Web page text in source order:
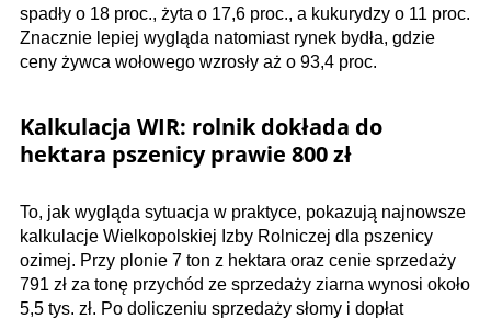
spadły o 18 proc., żyta o 17,6 proc., a kukurydzy o 11 proc.
Znacznie lepiej wygląda natomiast rynek bydła, gdzie
ceny żywca wołowego wzrosły aż o 93,4 proc.
Kalkulacja WIR: rolnik dokłada do
hektara pszenicy prawie 800 zł
To, jak wygląda sytuacja w praktyce, pokazują najnowsze
kalkulacje Wielkopolskiej Izby Rolniczej dla pszenicy
ozimej. Przy plonie 7 ton z hektara oraz cenie sprzedaży
791 zł za tonę przychód ze sprzedaży ziarna wynosi około
5,5 tys. zł. Po doliczeniu sprzedaży słomy i dopłat